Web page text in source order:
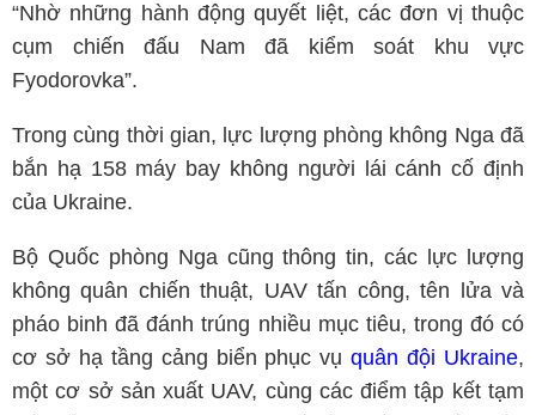
“Nhờ những hành động quyết liệt, các đơn vị thuộc
cụm chiến đấu Nam đã kiểm soát khu vực
Fyodorovka”.
Trong cùng thời gian, lực lượng phòng không Nga đã
bắn hạ 158 máy bay không người lái cánh cố định
của Ukraine.
Bộ Quốc phòng Nga cũng thông tin, các lực lượng
không quân chiến thuật, UAV tấn công, tên lửa và
pháo binh đã đánh trúng nhiều mục tiêu, trong đó có
cơ sở hạ tầng cảng biển phục vụquân đội Ukraine,
một cơ sở sản xuất UAV, cùng các điểm tập kết tạm